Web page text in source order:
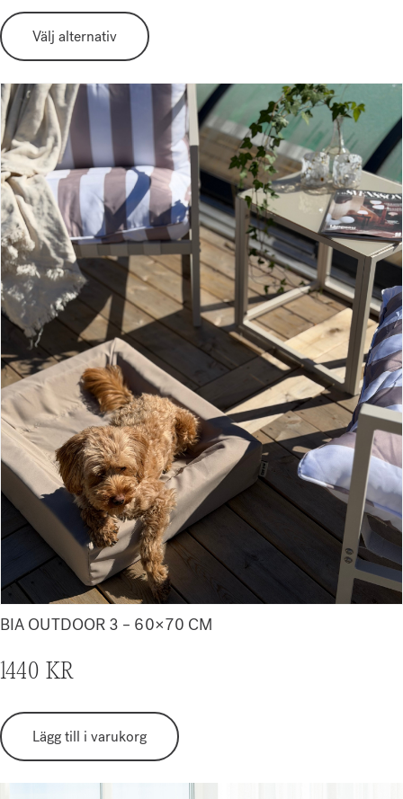
Välj alternativ
BIA OUTDOOR 3 – 60×70 CM
1440 KR
Lägg till i varukorg